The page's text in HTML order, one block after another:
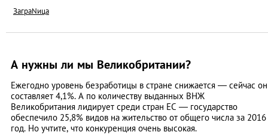
ЗаграNица
А нужны ли мы Великобритании?
Ежегодно уровень безработицы в стране снижается — сейчас он
составляет 4,1%. А по количеству выданных ВНЖ
Великобритания лидирует среди стран ЕС — государство
обеспечило 25,8% видов на жительство от общего числа за 2016
год. Но учтите, что конкуренция очень высокая.